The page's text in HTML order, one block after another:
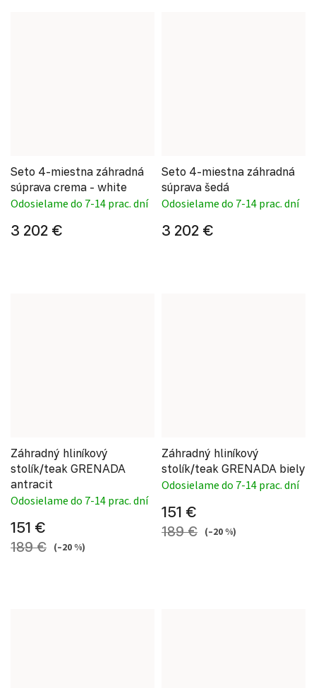
Seto 4-miestna záhradná
súprava crema - white
Odosielame do 7-14 prac. dní
3 202 €
Seto 4-miestna záhradná
súprava šedá
Odosielame do 7-14 prac. dní
3 202 €
Záhradný hliníkový
stolík/teak GRENADA
antracit
Odosielame do 7-14 prac. dní
151 €
189 € (–20 %)
Záhradný hliníkový
stolík/teak GRENADA biely
Odosielame do 7-14 prac. dní
151 €
189 € (–20 %)